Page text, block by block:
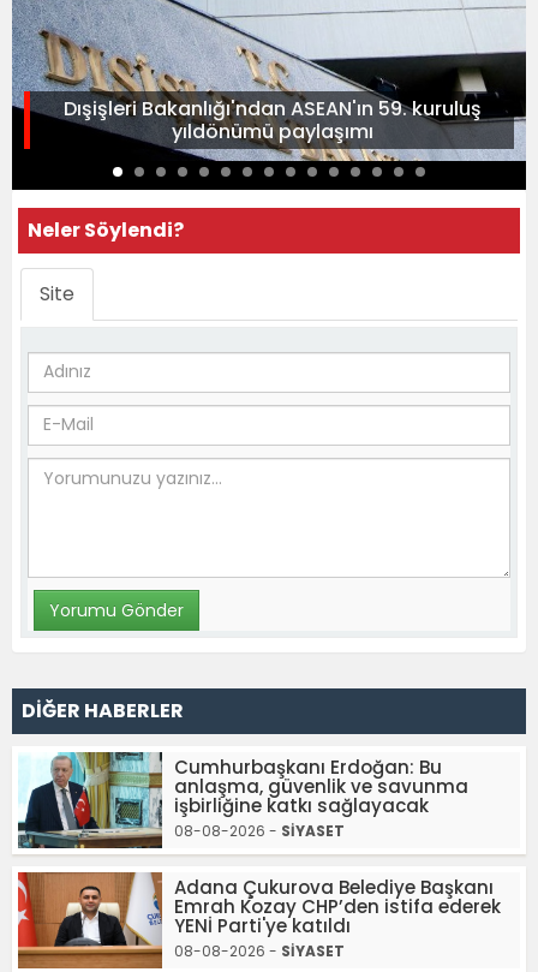
Dışişleri Bakanlığı'ndan ASEAN'ın 59. kuruluş
yıldönümü paylaşımı
Neler Söylendi?
Site
DİĞER HABERLER
Cumhurbaşkanı Erdoğan: Bu
anlaşma, güvenlik ve savunma
işbirliğine katkı sağlayacak
08-08-2026 - SİYASET
Adana Çukurova Belediye Başkanı
Emrah Kozay CHP’den istifa ederek
YENİ Parti'ye katıldı
08-08-2026 - SİYASET